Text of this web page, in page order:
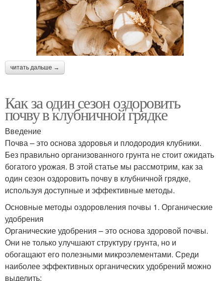
читать дальше →
Как за один сезон оздоровить
почву в клубничной грядке
Введение
Почва – это основа здоровья и плодородия клубники.
Без правильно организованного грунта не стоит ожидать
богатого урожая. В этой статье мы рассмотрим, как за
один сезон оздоровить почву в клубничной грядке,
используя доступные и эффективные методы.
Основные методы оздоровления почвы 1. Органические
удобрения
Органические удобрения – это основа здоровой почвы.
Они не только улучшают структуру грунта, но и
обогащают его полезными микроэлементами. Среди
наиболее эффективных органических удобрений можно
выделить: